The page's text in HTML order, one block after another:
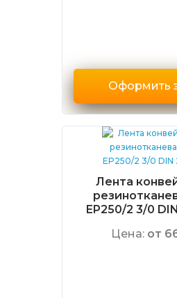
Оформить
Лента
EP250/2 3/0
Цена: от